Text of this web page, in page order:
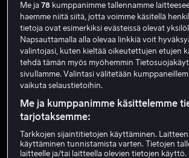
Alk. 4,99 € Alk. 4,99 €
Uutuudet Lisää
Osta 18,99 € Alk. 3,99 €
Me ja78 kumppanimme tallennamme
haemme niitä siitä, jotta voimme käsitellä
tietoja ovat esimerkiksi evästeissä olevat
Napsauttamalla alla olevaa linkkiä voit
valintojasi, kuten kieltää oikeutettujen etujen
tehdä tämän myös myöhemmin
sivullamme. Valintasi välitetään
vaikuta selaustietoihin.
Me ja kumppanimme käsittelemme
tarjotaksemme:
Tarkkojen sijaintitietojen käyttäminen.
käyttäminen tunnistamista varten. Tietojen
laitteelle ja/tai laitteella olevien tietojen